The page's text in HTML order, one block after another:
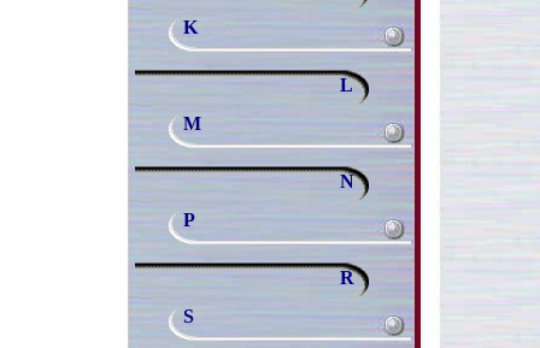
K
L
M
N
P
R
S